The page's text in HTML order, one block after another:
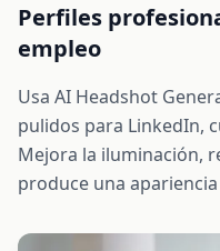
Perfiles
empleo
Usa AI Headshot
pulidos para LinkedIn,
Mejora la iluminación,
produce una